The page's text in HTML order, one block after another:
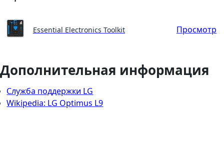
Essential Electronics Toolkit Просмотр
Дополнительная информация
Служба поддержки LG
Wikipedia: LG Optimus L9